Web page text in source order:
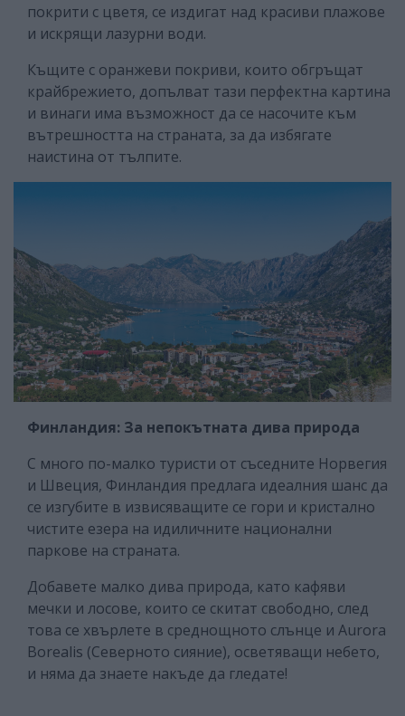
покрити с цветя, се издигат над красиви плажове
и искрящи лазурни води.
Къщите с оранжеви покриви, които обгръщат
крайбрежието, допълват тази перфектна картина
и винаги има възможност да се насочите към
вътрешността на страната, за да избягате
наистина от тълпите.
Финландия: За непокътната дива природа
С много по-малко туристи от съседните Норвегия
и Швеция, Финландия предлага идеалния шанс да
се изгубите в извисяващите се гори и кристално
чистите езера на идиличните национални
паркове на страната.
Добавете малко дива природа, като кафяви
мечки и лосове, които се скитат свободно, след
това се хвърлете в среднощното слънце и Aurora
Borealis (Северното сияние), осветяващи небето,
и няма да знаете накъде да гледате!